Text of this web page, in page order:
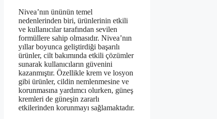
Nivea’nın ününün temel
nedenlerinden biri, ürünlerinin etkili
ve kullanıcılar tarafından sevilen
formüllere sahip olmasıdır. Nivea’nın
yıllar boyunca geliştirdiği başarılı
ürünler, cilt bakımında etkili çözümler
sunarak kullanıcıların güvenini
kazanmıştır. Özellikle krem ve losyon
gibi ürünler, cildin nemlenmesine ve
korunmasına yardımcı olurken, güneş
kremleri de güneşin zararlı
etkilerinden korunmayı sağlamaktadır.